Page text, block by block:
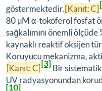
göstermektedir.[Kanıt: C]
80 µM α-tokoferol fosfat
sağkalımını önemli
kaynaklı reaktif oksijen
Koruyucu mekanizma,
[Kanıt: C][3]Bir
UV radyasyonundan
[10]